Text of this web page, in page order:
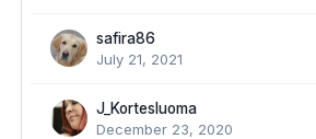
safira86
July 21, 2021
J_Kortesluoma
December 23, 2020